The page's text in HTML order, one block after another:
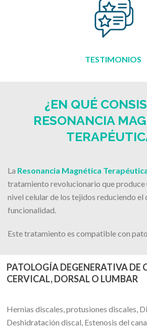
TESTIMONIOS
¿EN QUÉ
RESONANCIA
La Resonancia Magnética
tratamiento revolucionario que produce
nivel celular de los tejidos reduciendo el
funcionalidad.
Este tratamiento es compatible con
PATOLOGÍA DEGENERATIVA DE
CERVICAL, DORSAL O LUMBAR
Hernias discales, protusiones discales,
Deshidratación discal, Estenosis del